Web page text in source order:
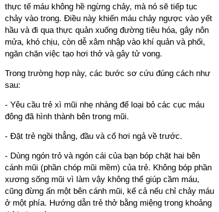
thực tế máu không hề ngừng chảy, mà nó sẽ tiếp tục
chảy vào trong. Điều này khiến máu chảy ngược vào yết
hầu và đi qua thực quản xuống đường tiêu hóa, gây nôn
mửa, khó chịu, còn dễ xâm nhập vào khí quản và phổi,
ngăn chặn việc tạo hơi thở và gây tử vong.
Trong trường hợp này, các bước sơ cứu đúng cách như
sau:
- Yêu cầu trẻ xì mũi nhẹ nhàng để loại bỏ các cục máu
đông đã hình thành bên trong mũi.
- Đặt trẻ ngồi thẳng, đầu và cổ hơi ngả về trước.
- Dùng ngón trỏ và ngón cái của bạn bóp chặt hai bên
cánh mũi (phần chóp mũi mềm) của trẻ. Không bóp phần
xương sống mũi vì làm vậy không thể giúp cầm máu,
cũng đừng ấn một bên cánh mũi, kể cả nếu chỉ chảy máu
ở một phía. Hướng dẫn trẻ thở bằng miệng trong khoảng